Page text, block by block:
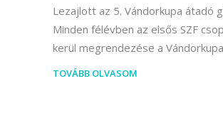
Lezajlott az 5. Vándorkupa átadó
Minden félévben az elsős SZF
kerül megrendezése a
TOVÁBB OLVASOM